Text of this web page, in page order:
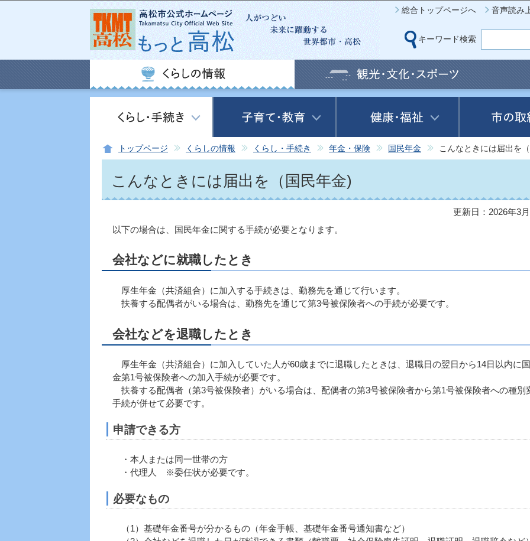
このページの本文へ移動
総合トップページへ 音声読み
キーワード検索
トップページ くらしの情報 くらし・手続き 年金・保険 国民年金 こんなときには届出を
こんなときには届出を（国民年金)
更新日：2026年3
以下の場合は、国民年金に関する手続が必要となります。
会社などに就職したとき
厚生年金（共済組合）に加入する手続きは、勤務先を通じて行います。
扶養する配偶者がいる場合は、勤務先を通じて第3号被保険者への手続が必要です。
会社などを退職したとき
厚生年金（共済組合）に加入していた人が60歳までに退職したときは、退職日の翌日から14日以内に
金第1号被保険者への加入手続が必要です。
扶養する配偶者（第3号被保険者）がいる場合は、配偶者の第3号被保険者から第1号被保険者への種別
手続が併せて必要です。
申請できる方
・本人または同一世帯の方
・代理人 ※委任状が必要です。
必要なもの
（1）基礎年金番号が分かるもの（年金手帳、基礎年金番号通知書など）